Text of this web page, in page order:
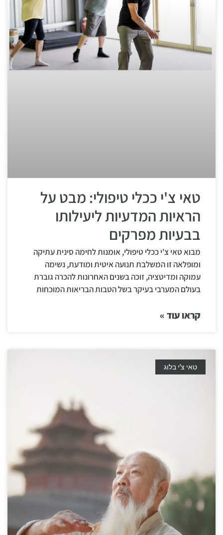
טאי צ'י ככלי טיפולי: מבט על
הראיות המדעיות ליעילותו
בבעיות מפרקים
מבוא טאי צ'י ככלי טיפולי, אומנות לחימה סינית עתיקה
ומופלאה זו המשלבת תנועה איטית ומודעת, נשימה
עמוקה ומדיטציה, זוכה בשנים האחרונות להכרה גוברת
בעולם המערבי בעיקר בשל הטבות הבריאות המוכחות
קראו עוד »
טאי צ'י בלוג